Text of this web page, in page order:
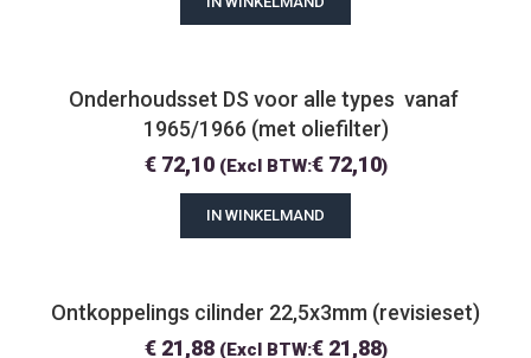
Onderhoudsset DS voor alle types  vanaf
1965/1966 (met oliefilter)
€72,10 (Excl BTW:€72,10)
IN WINKELMAND
Ontkoppelings cilinder 22,5x3mm (revisieset)
€21,88 (Excl BTW:€21,88)